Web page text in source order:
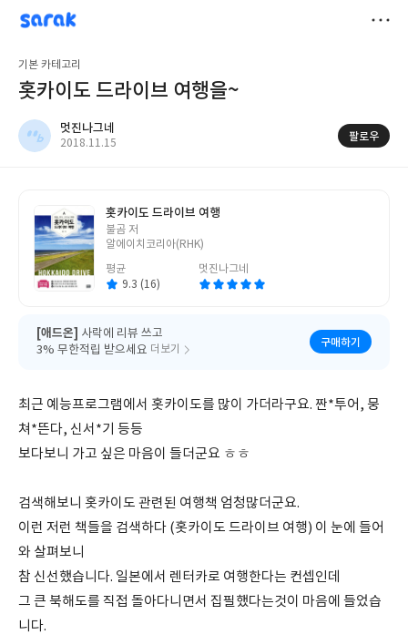
sarak
멋진나그네
기본 카테고리
홋카이도 드라이브 여행을~
멋진나그네
작
2018.11.15
팔로우
홋카이도 드라이브 여행
글
쓴
불곰 저
알에이치코리아(RHK)
평균
9.3 (16)
멋진나그네
[애드온] 사락에 리뷰 쓰고
3% 무한적립 받으세요 더보기
구매하기
최근 예능프로그램에서 홋카이도를 많이 가더라구요. 짠*투어, 뭉
쳐*뜬다, 신서*기 등등
보다보니 가고 싶은 마음이 들더군요 ㅎㅎ
검색해보니 홋카이도 관련된 여행책 엄청많더군요.
이런 저런 책들을 검색하다 (홋카이도 드라이브 여행) 이 눈에 들어
와 살펴보니
참 신선했습니다. 일본에서 렌터카로 여행한다는 컨셉인데
그 큰 북해도를 직접 돌아다니면서 집필했다는것이 마음에 들었습
니다.